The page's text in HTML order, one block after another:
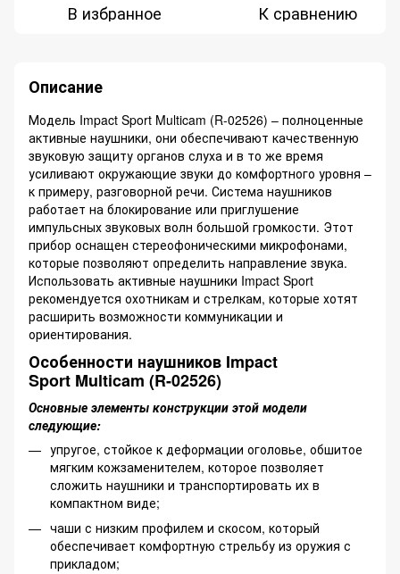
В избранное К сравнению
Описание
Модель Impact Sport Multicam (R-02526) – полноценные
активные наушники, они обеспечивают качественную
звуковую защиту органов слуха и в то же время
усиливают окружающие звуки до комфортного уровня –
к примеру, разговорной речи. Система наушников
работает на блокирование или приглушение
импульсных звуковых волн большой громкости. Этот
прибор оснащен стереофоническими микрофонами,
которые позволяют определить направление звука.
Использовать активные наушники Impact Sport
рекомендуется охотникам и стрелкам, которые хотят
расширить возможности коммуникации и
ориентирования.
Особенности наушников Impact
Sport Multicam (R-02526)
Основные элементы конструкции этой модели
следующие:
упругое, стойкое к деформации оголовье, обшитое
мягким кожзаменителем, которое позволяет
сложить наушники и транспортировать их в
компактном виде;
чаши с низким профилем и скосом, который
обеспечивает комфортную стрельбу из оружия с
прикладом;